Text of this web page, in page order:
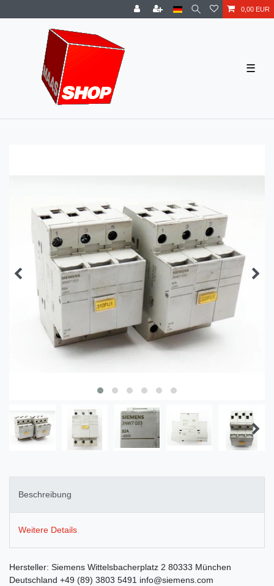
0,00 EUR
☰
Beschreibung
Weitere Details
Hersteller: Siemens Wittelsbacherplatz 2 80333 München
Deutschland +49 (89) 3803 5491 info@siemens.com